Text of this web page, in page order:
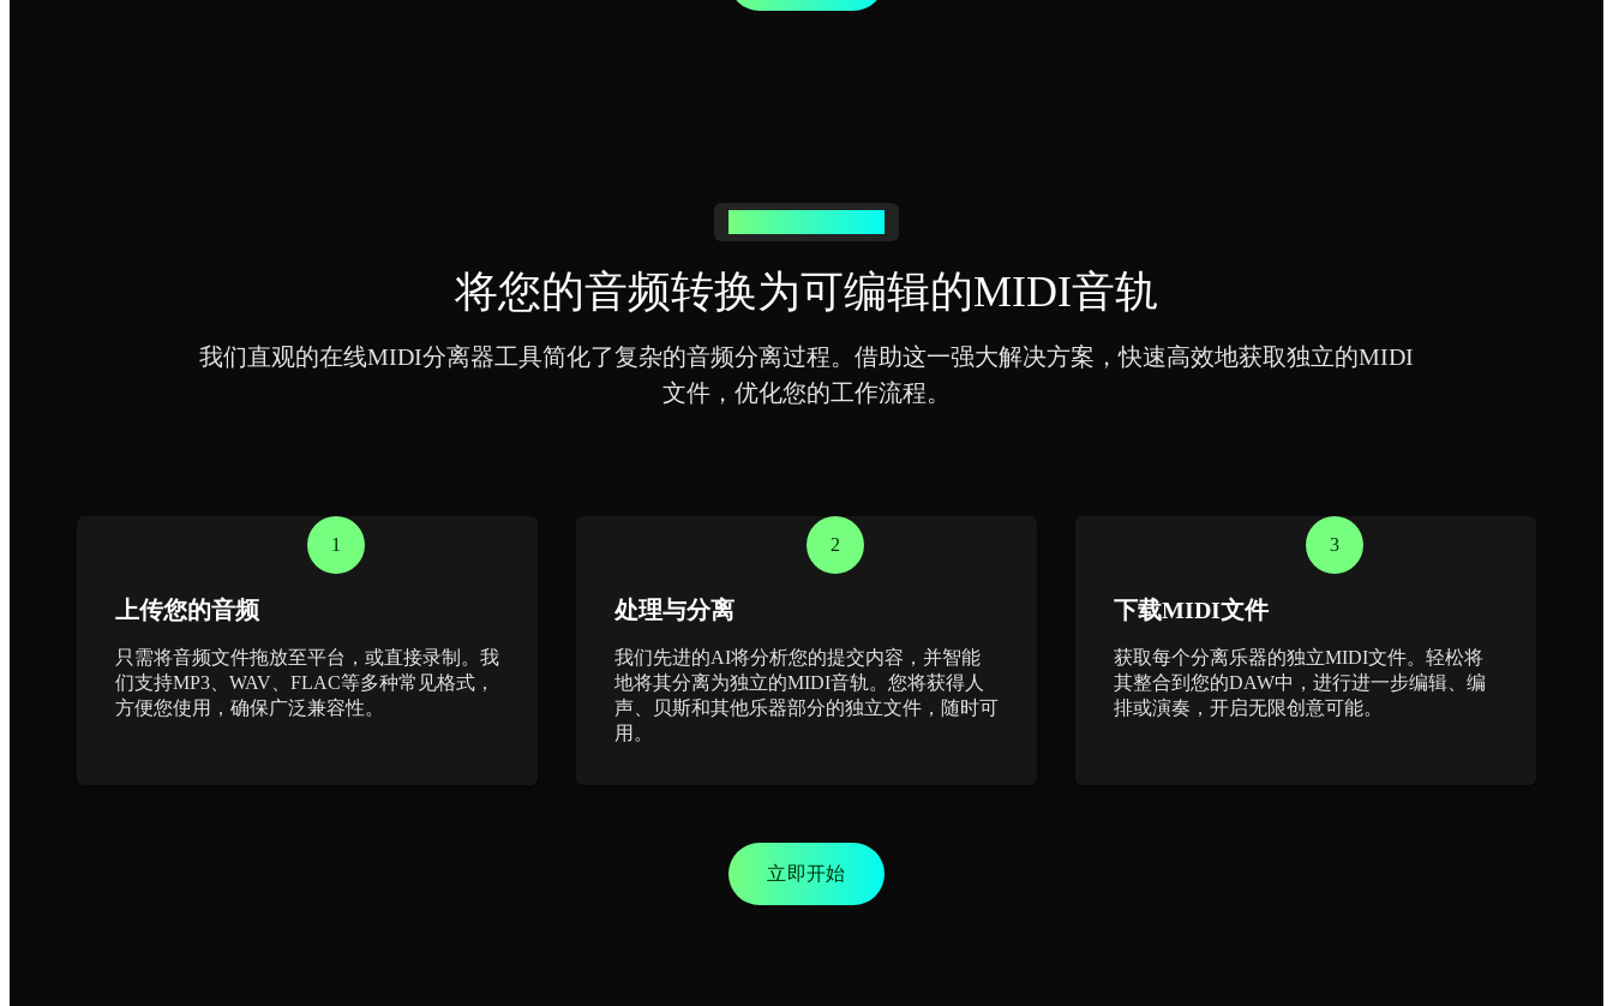
将您的音频转换为可编辑的MIDI音轨
我们直观的在线MIDI分离器工具简化了复杂的音频分离过程。借助这一强大解决方案，快速高效地获取独立的MIDI
文件，优化您的工作流程。
1
上传您的音频
只需将音频文件拖放至平台，或直接录制。我
们支持MP3、WAV、FLAC等多种常见格式，
方便您使用，确保广泛兼容性。
2
处理与分离
我们先进的AI将分析您的提交内容，并智能
地将其分离为独立的MIDI音轨。您将获得人
声、贝斯和其他乐器部分的独立文件，随时可
用。
3
下载MIDI文件
获取每个分离乐器的独立MIDI文件。轻松将
其整合到您的DAW中，进行进一步编辑、编
排或演奏，开启无限创意可能。
立即开始